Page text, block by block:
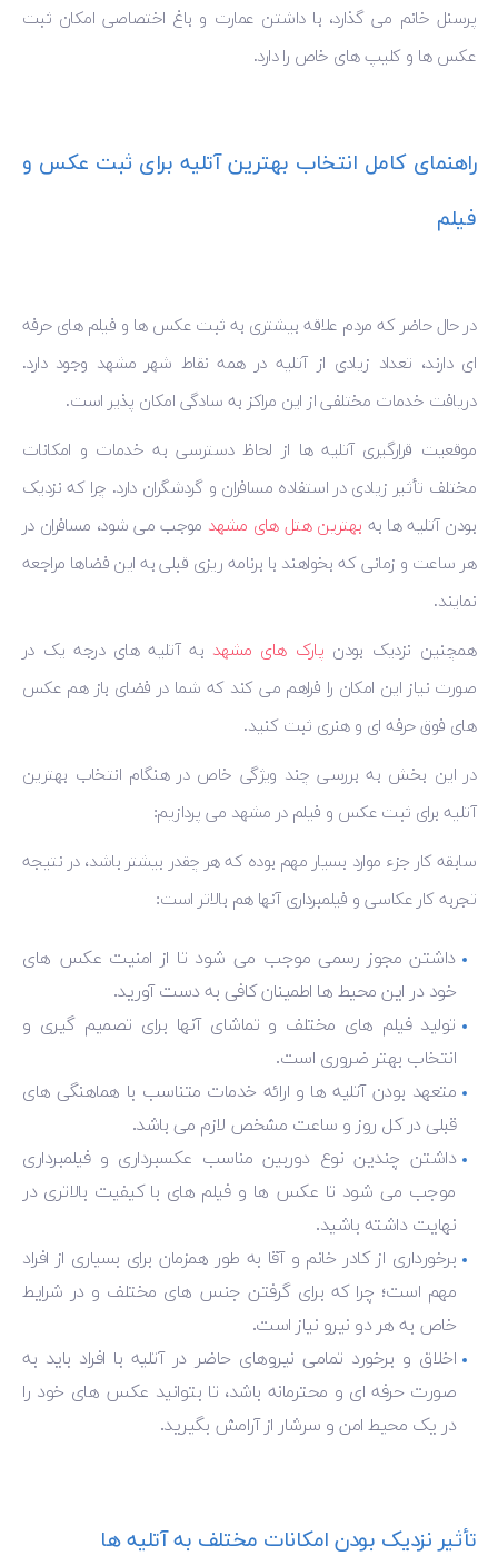
پرسنل خانم می گذارد، با داشتن عمارت و باغ اختصاصی امکان ثبت
عکس ها و کلیپ های خاص را دارد.
راهنمای کامل انتخاب بهترین آتلیه برای ثبت عکس و
فیلم
در حال حاضر که مردم علاقه بیشتری به ثبت عکس ها و فیلم های حرفه
‌ای دارند، تعداد زیادی از آتلیه در همه نقاط شهر مشهد وجود دارد.
دریافت خدمات مختلفی از این مراکز به سادگی امکان پذیر است.
موقعیت قرارگیری آتلیه ها از لحاظ دسترسی به خدمات و امکانات
مختلف تأثیر زیادی در استفاده مسافران و گردشگران دارد. چرا که نزدیک
بودن آتلیه ها به بهترین هتل های مشهد موجب می ‌شود، مسافران در
هر ساعت و زمانی که بخواهند با برنامه ریزی قبلی به این فضاها مراجعه
نمایند.
همچنین نزدیک بودن پارک های مشهد به آتلیه های درجه یک در
صورت نیاز این امکان را فراهم می کند که شما در فضای باز هم عکس
های فوق حرفه ای و هنری ثبت کنید.
در این بخش به بررسی چند ویژگی خاص در هنگام انتخاب بهترین
آتلیه برای ثبت عکس و فیلم در مشهد می پردازیم:
سابقه کار جزء موارد بسیار مهم بوده که هر چقدر بیشتر باشد، در نتیجه
تجربه کار عکاسی و فیلمبرداری آنها هم بالاتر است:
داشتن مجوز رسمی موجب می ‌شود تا از امنیت عکس های
خود در این محیط ها اطمینان کافی به دست آورید.
تولید فیلم های مختلف و تماشای آنها برای تصمیم گیری و
انتخاب بهتر ضروری است.
متعهد بودن آتلیه ها و ارائه خدمات متناسب با هماهنگی های
قبلی در کل روز و ساعت مشخص لازم می باشد.
داشتن چندین نوع دوربین مناسب عکسبرداری و فیلمبرداری
موجب می شود تا عکس ها و فیلم های با کیفیت بالاتری در
نهایت داشته باشید.
برخورداری از کادر خانم و آقا به طور همزمان برای بسیاری از افراد
مهم است؛ چرا که برای گرفتن جنس های مختلف و در شرایط
خاص به هر دو نیرو نیاز است.
اخلاق و برخورد تمامی نیروهای حاضر در آتلیه با افراد باید به
صورت حرفه ‌ای و محترمانه باشد، تا بتوانید عکس های خود را
در یک محیط امن و سرشار از آرامش بگیرید.
تأثیر نزدیک بودن امکانات مختلف به آتلیه ها